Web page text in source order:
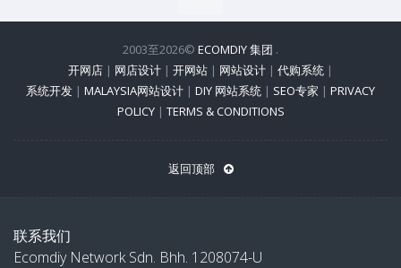
2003至2026© ECOMDIY 集团 .
开网店 | 网店设计 | 开网站 | 网站设计 | 代购系统 |
系统开发 | MALAYSIA网站设计 | DIY 网站系统 | SEO专家 | PRIVACY
POLICY| TERMS & CONDITIONS
返回顶部
联系我们
Ecomdiy Network Sdn. Bhh. 1208074-U